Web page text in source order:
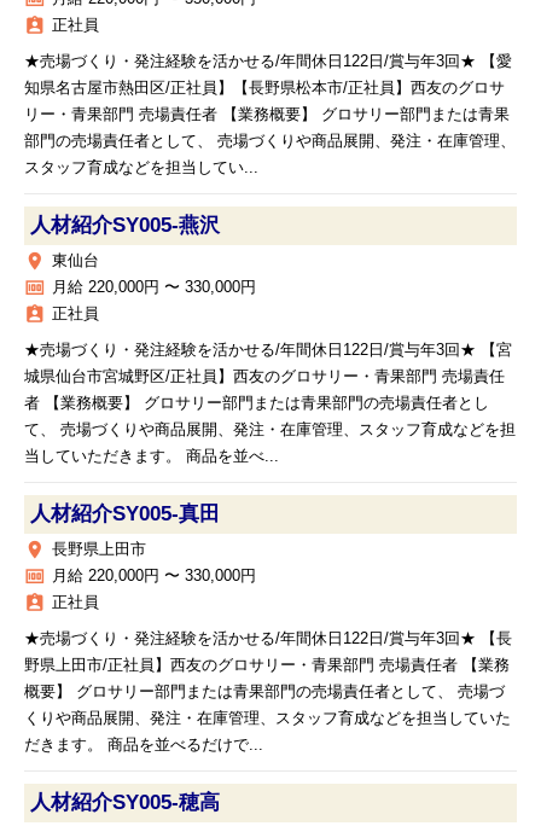
assignment_ind 正社員
★売場づくり・発注経験を活かせる/年間休日122日/賞与年3回★ 【愛
知県名古屋市熱田区/正社員】【長野県松本市/正社員】西友のグロサ
リー・青果部門 売場責任者 【業務概要】 グロサリー部門または青果
部門の売場責任者として、 売場づくりや商品展開、発注・在庫管理、
スタッフ育成などを担当してい...
人材紹介SY005‐燕沢
place 東仙台
money 月給 220,000円 〜 330,000円
assignment_ind 正社員
★売場づくり・発注経験を活かせる/年間休日122日/賞与年3回★ 【宮
城県仙台市宮城野区/正社員】西友のグロサリー・青果部門 売場責任
者 【業務概要】 グロサリー部門または青果部門の売場責任者とし
て、 売場づくりや商品展開、発注・在庫管理、スタッフ育成などを担
当していただきます。 商品を並べ...
人材紹介SY005‐真田
place 長野県上田市
money 月給 220,000円 〜 330,000円
assignment_ind 正社員
★売場づくり・発注経験を活かせる/年間休日122日/賞与年3回★ 【長
野県上田市/正社員】西友のグロサリー・青果部門 売場責任者 【業務
概要】 グロサリー部門または青果部門の売場責任者として、 売場づ
くりや商品展開、発注・在庫管理、スタッフ育成などを担当していた
だきます。 商品を並べるだけで...
人材紹介SY005‐穂高